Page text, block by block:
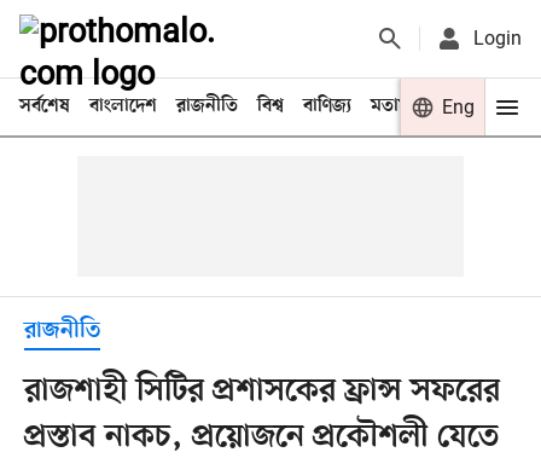
Login
সর্বশেষ বাংলাদেশ রাজনীতি বিশ্ব বাণিজ্য মতামত খেলা
Eng
রাজনীতি
রাজশাহী সিটির প্রশাসকের ফ্রান্স সফরের
প্রস্তাব নাকচ, প্রয়োজনে প্রকৌশলী যেতে